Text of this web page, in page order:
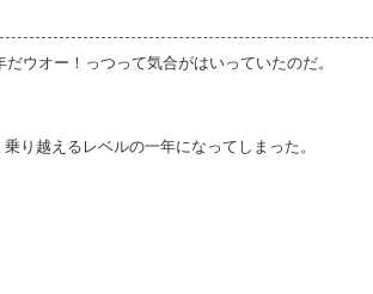
ウオー！っつって気合がはいっていたのだ。
り越えるレベルの一年になってしまった。